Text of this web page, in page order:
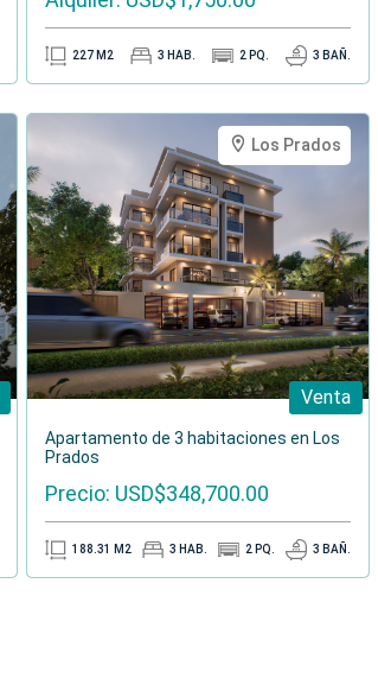
227 M2 3 HAB. 2 PQ. 3 BAÑ.
Los Prados
Venta
Apartamento de 3 habitaciones en Los
Prados
Precio: USD$348,700.00
188.31 M2 3 HAB. 2 PQ. 3 BAÑ.